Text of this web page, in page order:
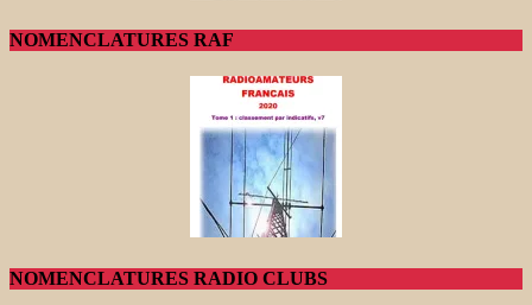
NOMENCLATURES RAF
NOMENCLATURES RADIO CLUBS